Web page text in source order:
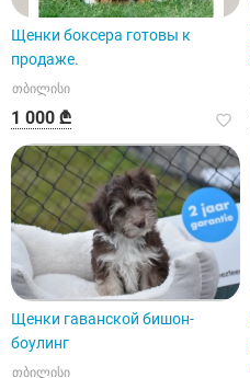
Щенки боксера готовы к
продаже.
თბილისი
1 000 ₾
Щенки гаванской бишон-
боулинг
თბილისი